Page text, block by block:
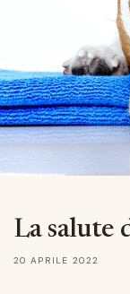
La salute
20 APRILE 2022